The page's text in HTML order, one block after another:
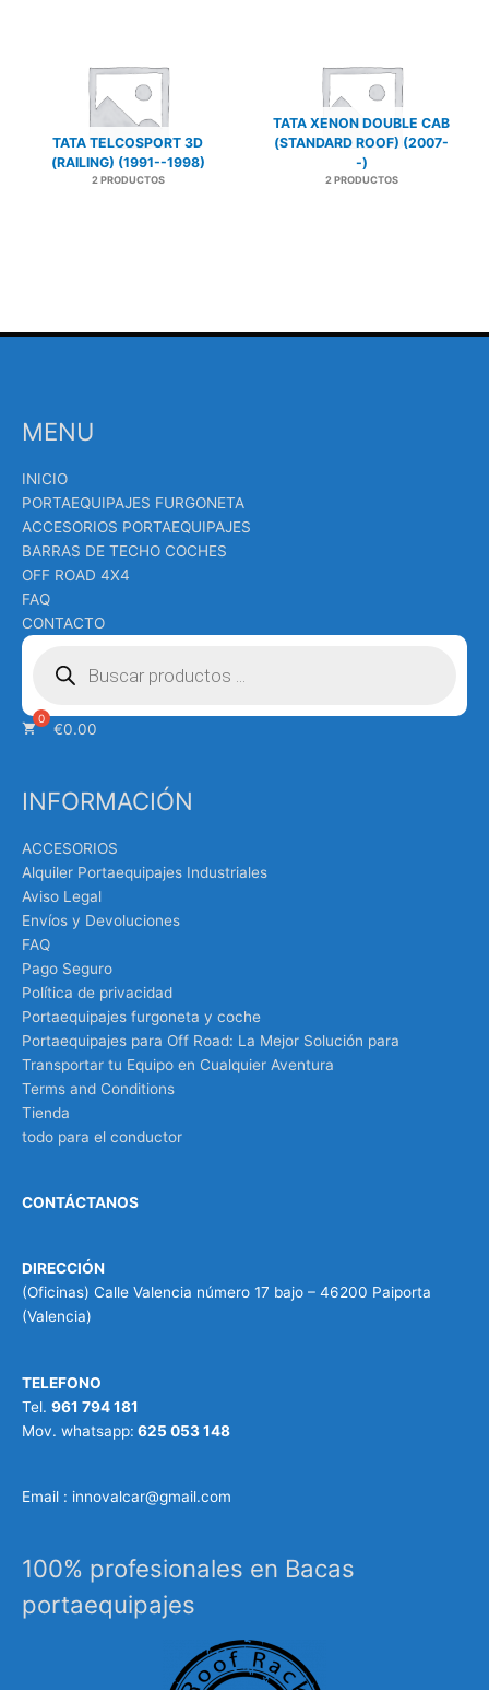
TATA TELCOSPORT 3D
(RAILING) (1991--1998)
2 PRODUCTOS
TATA XENON DOUBLE CAB
(STANDARD ROOF) (2007-
-)
2 PRODUCTOS
MENU
INICIO
PORTAEQUIPAJES FURGONETA
ACCESORIOS PORTAEQUIPAJES
BARRAS DE TECHO COCHES
OFF ROAD 4X4
FAQ
CONTACTO
Búsqueda
productos
€0.00
INFORMACIÓN
ACCESORIOS
Alquiler Portaequipajes Industriales
Aviso Legal
Envíos y Devoluciones
FAQ
Pago Seguro
Política de privacidad
Portaequipajes furgoneta y coche
Portaequipajes para Off Road: La Mejor Solución para
Transportar tu Equipo en Cualquier Aventura
Terms and Conditions
Tienda
todo para el conductor
CONTÁCTANOS
DIRECCIÓN
(Oficinas) Calle Valencia número 17 bajo – 46200 Paiporta
(Valencia)
TELEFONO
Tel. 961 794 181
Mov. whatsapp: 625 053 148
Email : innovalcar@gmail.com
100% profesionales en Bacas
portaequipajes